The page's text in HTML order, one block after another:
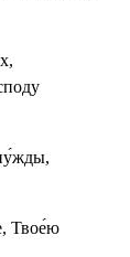
Твое́ю